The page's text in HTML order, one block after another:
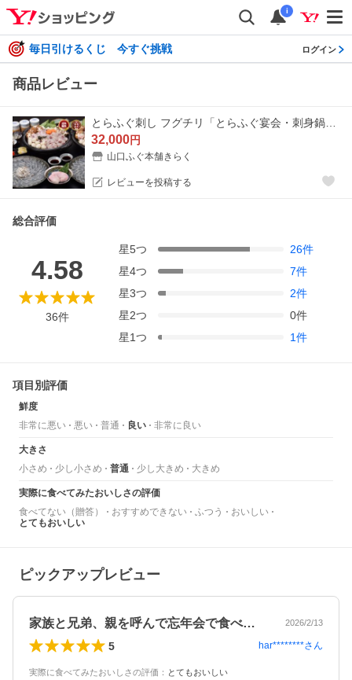
i
毎日引けるくじ 今すぐ挑戦 ログイン
商品レビュー
32,000円
山口ふぐ本舗きらく
レビューを投稿する
総合評価
4.58
36件
星5つ 26件
星4つ 7件
星3つ 2件
星2つ 0件
星1つ 1件
項目別評価
鮮度
非常に悪い
悪い 普通 良い 非常に良い
大きさ
小さめ
少し小さめ 普通 少し大きめ 大きめ
実際に食べてみたおいしさの評価
食べてない（贈答）
おすすめできない ふつう
おいしい
とてもおいしい
ピックアップレビュー
家族と兄弟、親を呼んで忘年会で食べまし… 2026/2/13
5 har********さん
実際に食べてみたおいしさの評価 ： とてもおいしい